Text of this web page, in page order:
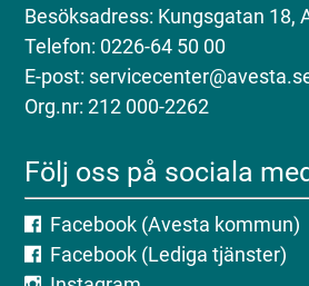
Besöksadress: Kungsgatan 18,
Telefon: 0226-64 50 00
E-post:
Org.nr: 212 000-2262
Följ oss på sociala
Facebook (Avesta kommun)
Facebook (Lediga tjänster)